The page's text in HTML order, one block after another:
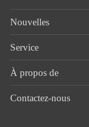
Nouvelles
Service
À propos de
Contactez-nous